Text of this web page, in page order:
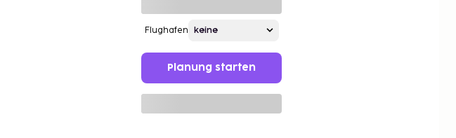
Flughafen
Planung starten